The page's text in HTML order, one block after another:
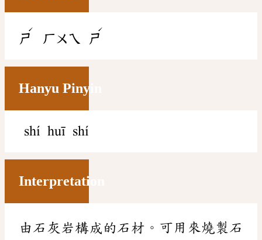
ㄕ
ˊ
ㄏㄨㄟ ㄕ
ˊ
Hanyu Pinyin
shí huī shí
Interpretation
由石灰岩構成的石材。可用來燒製石